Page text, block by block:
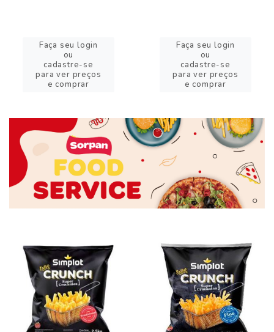
Faça seu login
ou
cadastre-se
para ver preços
e comprar
Faça seu login
ou
cadastre-se
para ver preços
e comprar